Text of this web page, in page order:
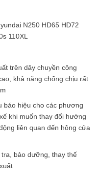
N250 HD65 HD72
110XL
trên dây chuyền công
khả năng chống chịu rất
báo hiệu cho các phương
khi muốn thay đổi hướng
liên quan đến hông cửa
bảo dưỡng, thay thế